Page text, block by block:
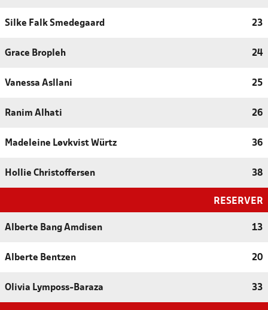
Silke Falk Smedegaard 23
Grace Bropleh 24
Vanessa Asllani 25
Ranim Alhati 26
Madeleine Løvkvist Würtz 36
Hollie Christoffersen 38
RESERVER
Alberte Bang Amdisen 13
Alberte Bentzen 20
Olivia Lymposs-Baraza 33